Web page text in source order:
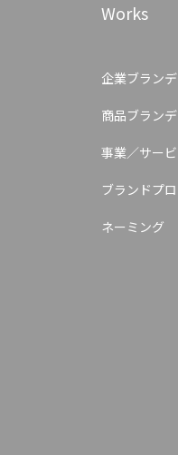
Works
企業ブラン
商品ブラン
事業／サー
ブランドプ
ネーミング